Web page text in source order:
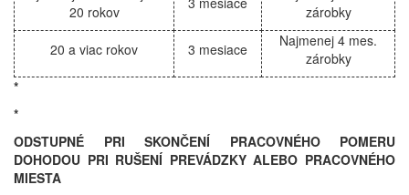
20 rokov
zárobky
20 a viac rokov 3 mesiace
Najmenej 4 mes.
zárobky
*
*
ODSTUPNÉ PRI SKONČENÍ PRACOVNÉHO POMERU
DOHODOU PRI RUŠENÍ PREVÁDZKY ALEBO PRACOVNÉHO
MIESTA